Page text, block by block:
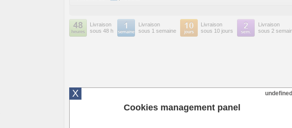
Livraison
sous 48 h
Livraison
sous 1 semaine
Livraison
sous 10 jours
Livraison
sous 2
X undefined
Cookies management panel